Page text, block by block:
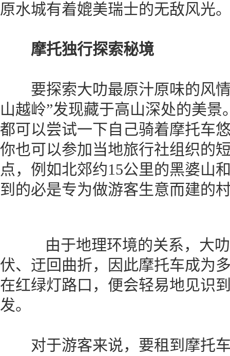
原水城有着媲美瑞士的无敌风光
摩托独行探索秘境
要探索大叻最原汁原味的风情
山越岭”发现藏于高山深处的美
都可以尝试一下自己骑着摩托车
你也可以参加当地旅行社组织的
点，例如北郊约15公里的黑婆山
到的必是专为做游客生意而建的
由于地理环境的关系，大叻
伏、迂回曲折，因此摩托车成为
在红绿灯路口，便会轻易地见识
发。
对于游客来说，要租到摩托车